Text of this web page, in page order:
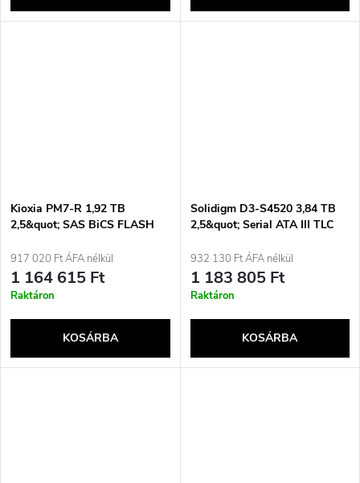
Kioxia PM7-R 1,92 TB
2,5&quot; SAS BiCS FLASH
917 020 Ft ÁFA nélkül
1 164 615 Ft
Raktáron
KOSÁRBA
Solidigm D3-S4520 3,84 TB
2,5&quot; Serial ATA III TLC
932 130 Ft ÁFA nélkül
1 183 805 Ft
Raktáron
KOSÁRBA